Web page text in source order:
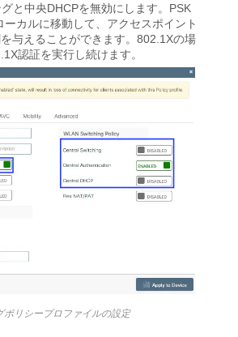
と中央DHCPを無効にします。PSK
ーカルに移動して、アクセスポイント
与えることができます。802.1Xの場
認証を実行し続けます。
リシープロファイルの設定